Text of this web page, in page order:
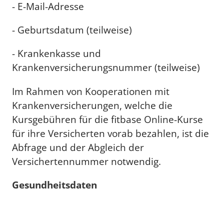
- E-Mail-Adresse
- Geburtsdatum (teilweise)
- Krankenkasse und
Krankenversicherungsnummer (teilweise)
Im Rahmen von Kooperationen mit
Krankenversicherungen, welche die
Kursgebühren für die fitbase Online-Kurse
für ihre Versicherten vorab bezahlen, ist die
Abfrage und der Abgleich der
Versichertennummer notwendig.
Gesundheitsdaten